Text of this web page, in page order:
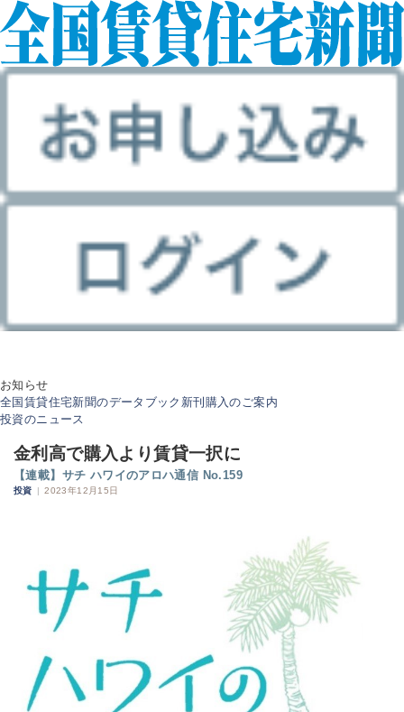
お知らせ
全国賃貸住宅新聞のデータブック新刊購入のご案内
投資のニュース
金利高で購入より賃貸一択に
【連載】サチ ハワイのアロハ通信 No.159
投資 | 2023年12月15日